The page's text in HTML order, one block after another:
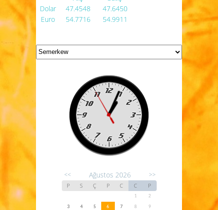
Dolar
47.4548
47.6450
Euro
54.7716 54.9911
<< Ağustos 2026 >>
P S Ç P C C P
1
2
3
4 5 6 7 8
9